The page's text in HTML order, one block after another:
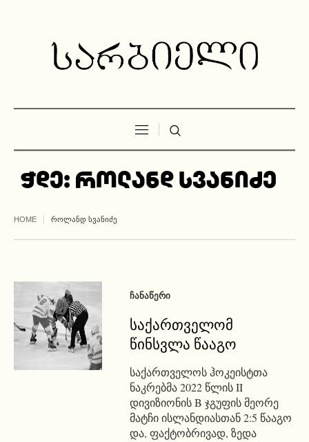
ჭდე: როლანდ სვანიძე
HOME ᲠᲝᲚᲐᲜᲓ ᲡᲕᲐᲜᲘᲫᲔ
ᲩᲐᲜᲐᲬᲔᲠᲘ
საქართველომ
წინსვლა წააგო
საქართველოს ჰოკეისტთა
ნაკრებმა 2022 წლის II
დივიზიონის B ჯგუფის მეორე
მატჩი ისლანდიასთან 2:5 წააგო
და, ფაქტობრივად, ზედა